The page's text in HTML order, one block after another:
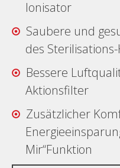
Ionisator
Saubere und
des
Bessere
Aktionsfilter
Zusätzlicher
Mir“Funktion